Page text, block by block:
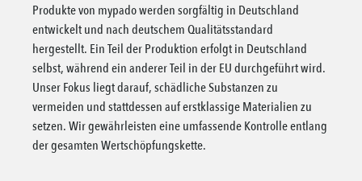
Produkte von mypado werden sorgfältig in Deutschland
entwickelt und nach deutschem Qualitätsstandard
hergestellt. Ein Teil der Produktion erfolgt in Deutschland
selbst, während ein anderer Teil in der EU durchgeführt wird.
Unser Fokus liegt darauf, schädliche Substanzen zu
vermeiden und stattdessen auf erstklassige Materialien zu
setzen. Wir gewährleisten eine umfassende Kontrolle entlang
der gesamten Wertschöpfungskette.